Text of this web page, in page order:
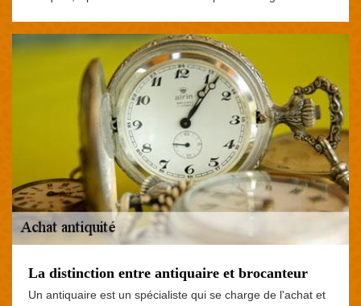
La distinction entre antiquaire et brocanteur
Un antiquaire est un spécialiste qui se charge de l'achat et